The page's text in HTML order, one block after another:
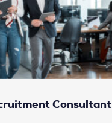
Consultant